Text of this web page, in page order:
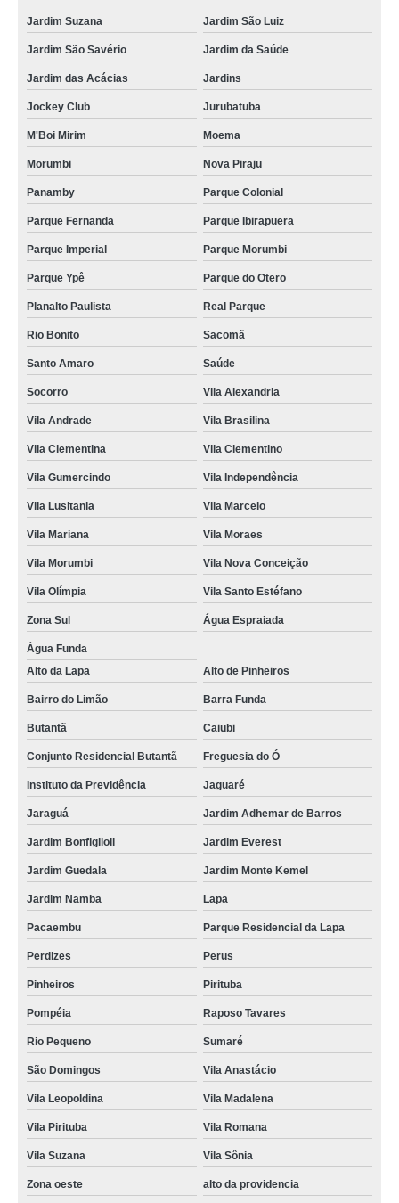
lanche de metro de presunto cozido orçamento Perus
lanches de metro de frango Sé
orçamento de lanche de metro salame Jardim Panorama D'Oeste
lanche de metro de presunto e queijo Vila Pirituba
lanche de metro natural orçamento Real Parque
lanche de metro de queijo Vila Olímpia
lanches de metro de presunto cozido Jardim América
lanches de metro presunto e queijo Brooklin Paulista
lanche de metro de presunto cozido Parque Ypê
lanche de metro de frango Jardim Paulistano
onde encontro lanche de metro de queijo Brooklin
lanche de metro salame orçamento Parque Imperial
orçamento de lanche de metro vegetariano Centro de São Paulo
lanche de metro vegetariano orçamento Faria Lima
lanche de metro de presunto e queijo orçamento Real Parque
orçamento de lanche de metro de queijo Cerqueira César
lanches de metro de presunto e queijo Alto do Boa Vista
onde encontro lanche metro de frango Água Branca
orçamento de lanche de metro salame Vila Lusitania
onde encontro lanche de metro de salame Jardim São Savério
onde encontro lanche de metro de presunto cozido Aeroporto
lanche de metro de frango orçamento Jardim das Acácias
Jardim Suzana Jardim São Luiz
Jardim São Savério Jardim da Saúde
Jardim das Acácias Jardins
Jockey Club Jurubatuba
M'Boi Mirim Moema
Morumbi Nova Piraju
Panamby Parque Colonial
Parque Fernanda Parque Ibirapuera
Parque Imperial Parque Morumbi
Parque Ypê Parque do Otero
Planalto Paulista Real Parque
Rio Bonito Sacomã
Santo Amaro Saúde
Socorro Vila Alexandria
Vila Andrade Vila Brasilina
Vila Clementina Vila Clementino
Vila Gumercindo Vila Independência
Vila Lusitania Vila Marcelo
Vila Mariana Vila Moraes
Vila Morumbi Vila Nova Conceição
Vila Olímpia Vila Santo Estéfano
Zona Sul Água Espraiada
Água Funda
Alto da Lapa
Alto de Pinheiros
Bairro do Limão Barra Funda
Butantã Caiubi
Conjunto Residencial Butantã Freguesia do Ó
Instituto da Previdência Jaguaré
Jaraguá Jardim Adhemar de Barros
Jardim Bonfiglioli Jardim Everest
Jardim Guedala Jardim Monte Kemel
Jardim Namba Lapa
Pacaembu Parque Residencial da Lapa
Perdizes Perus
Pinheiros Pirituba
Pompéia Raposo Tavares
Rio Pequeno Sumaré
São Domingos Vila Anastácio
Vila Leopoldina Vila Madalena
Vila Pirituba Vila Romana
Vila Suzana Vila Sônia
Zona oeste alto da providencia